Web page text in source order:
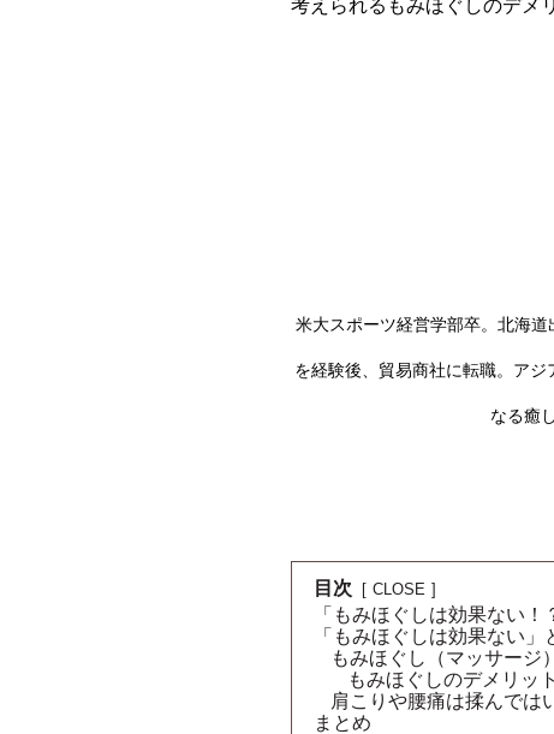
考えられるもみほぐしのデメ
米大スポーツ経営学部卒。北海
を経験後、貿易商社に転職。ア
なる癒
目次 CLOSE
「もみほぐしは効果ない
「もみほぐしは効果ない
もみほぐし（マッサージ
もみほぐしのデメリット
肩こりや腰痛は揉んでは
まとめ